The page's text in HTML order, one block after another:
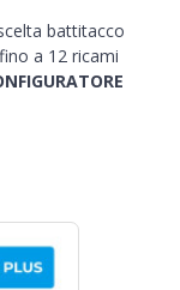
battitacco
a 12 ricami